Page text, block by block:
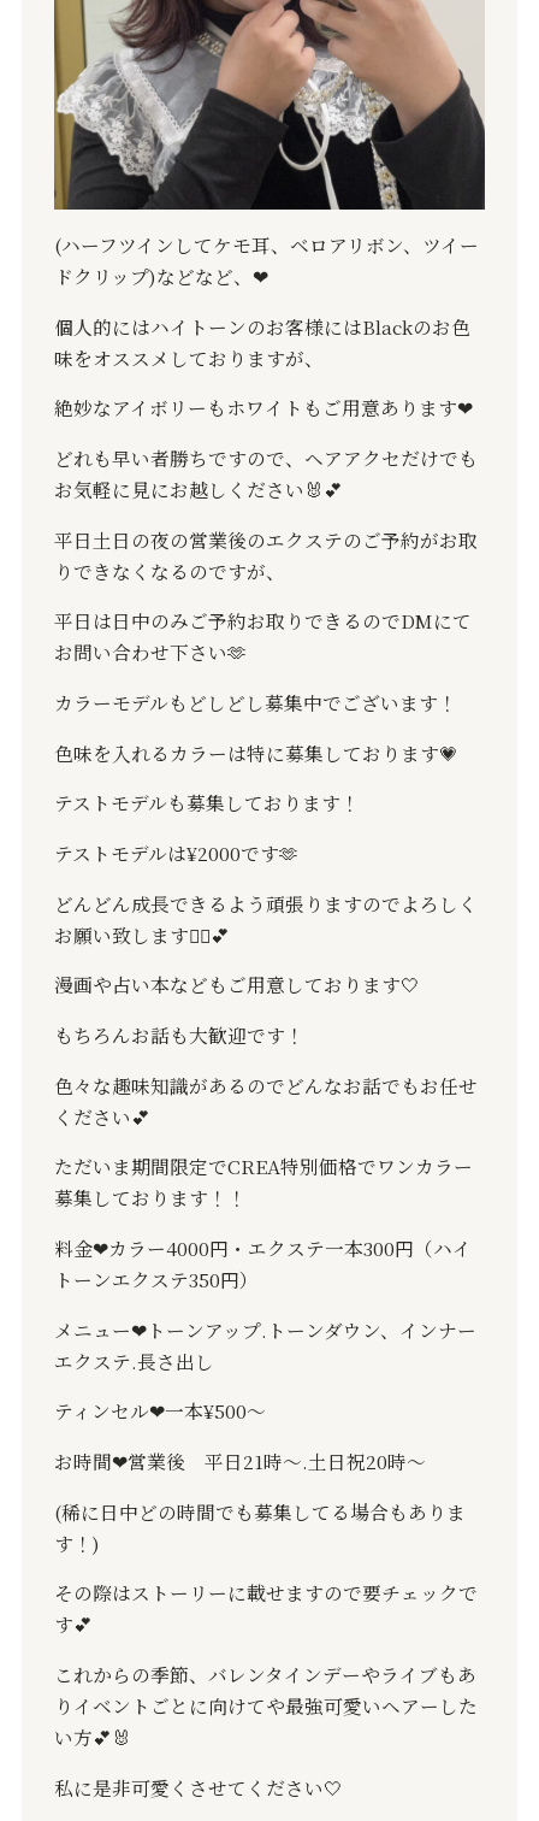
(ハーフツインしてケモ耳、ベロアリボン、ツイー
ドクリップ)などなど、 ❤︎
個人的にはハイトーンのお客様にはBlackのお色
味をオススメしておりますが、
絶妙なアイボリーもホワイトもご用意あります❤︎
どれも早い者勝ちですので、ヘアアクセだけでも
お気軽に見にお越しください 🐰💕
平日土日の夜の営業後のエクステのご予約がお取
りできなくなるのですが、
平日は日中のみご予約お取りできるのでDMにて
お問い合わせ下さい🫶
カラーモデルもどしどし募集中でございます！
色味を入れるカラーは特に募集しております💗
テストモデルも募集しております！
テストモデルは¥2000です🫶
どんどん成長できるよう頑張りますのでよろしく
お願い致します🙇‍♀️💕
漫画や占い本などもご用意しております🤍
もちろんお話も大歓迎です！
色々な趣味知識があるのでどんなお話でもお任せ
ください💕
ただいま期間限定でCREA特別価格でワンカラー
募集しております！！
料金❤︎カラー4000円・エクステ一本300円（ハイ
トーンエクステ350円）
メニュー❤︎トーンアップ. トーンダウン、インナー
エクステ.長さ出し
ティンセル❤︎一本¥500〜
お時間❤︎営業後 平日21時〜.土日祝20時〜
(稀に日中どの時間でも募集してる場合もありま
す！ )
その際はストーリーに載せますので要チェックで
す💕
これからの季節、バレンタインデーやライブもあ
りイベントごとに向けてや最強可愛いヘアーした
い方💕🐰
私に是非可愛くさせてください🤍